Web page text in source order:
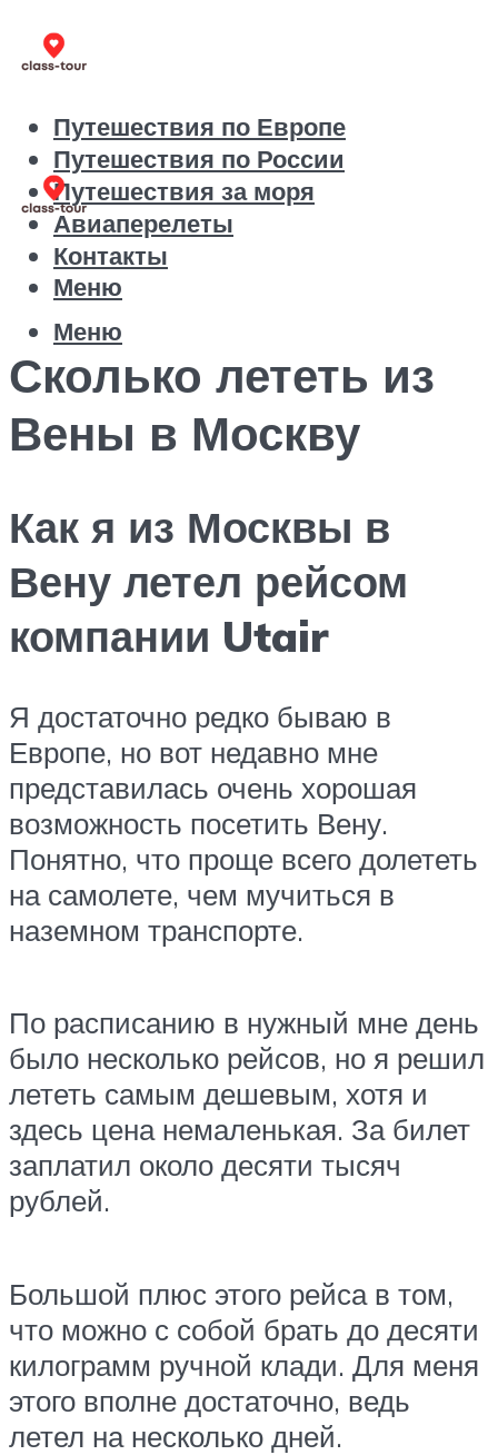
Путешествия по Европе
Путешествия по России
Путешествия за моря
Авиаперелеты
Контакты
Меню
Меню
Сколько лететь из
Вены в Москву
Как я из Москвы в
Вену летел рейсом
компании Utair
Я достаточно редко бываю в
Европе, но вот недавно мне
представилась очень хорошая
возможность посетить Вену.
Понятно, что проще всего долететь
на самолете, чем мучиться в
наземном транспорте.
По расписанию в нужный мне день
было несколько рейсов, но я решил
лететь самым дешевым, хотя и
здесь цена немаленькая. За билет
заплатил около десяти тысяч
рублей.
Большой плюс этого рейса в том,
что можно с собой брать до десяти
килограмм ручной клади. Для меня
этого вполне достаточно, ведь
летел на несколько дней.